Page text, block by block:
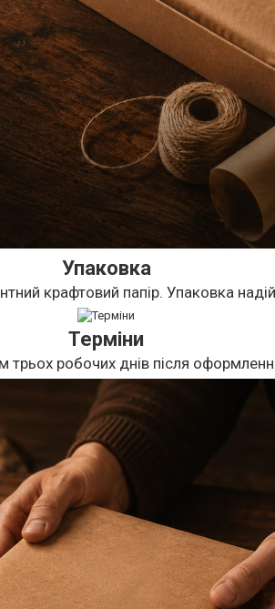
Упаковка
крафтовий папір. Упаковка
Терміни
трьох робочих днів після